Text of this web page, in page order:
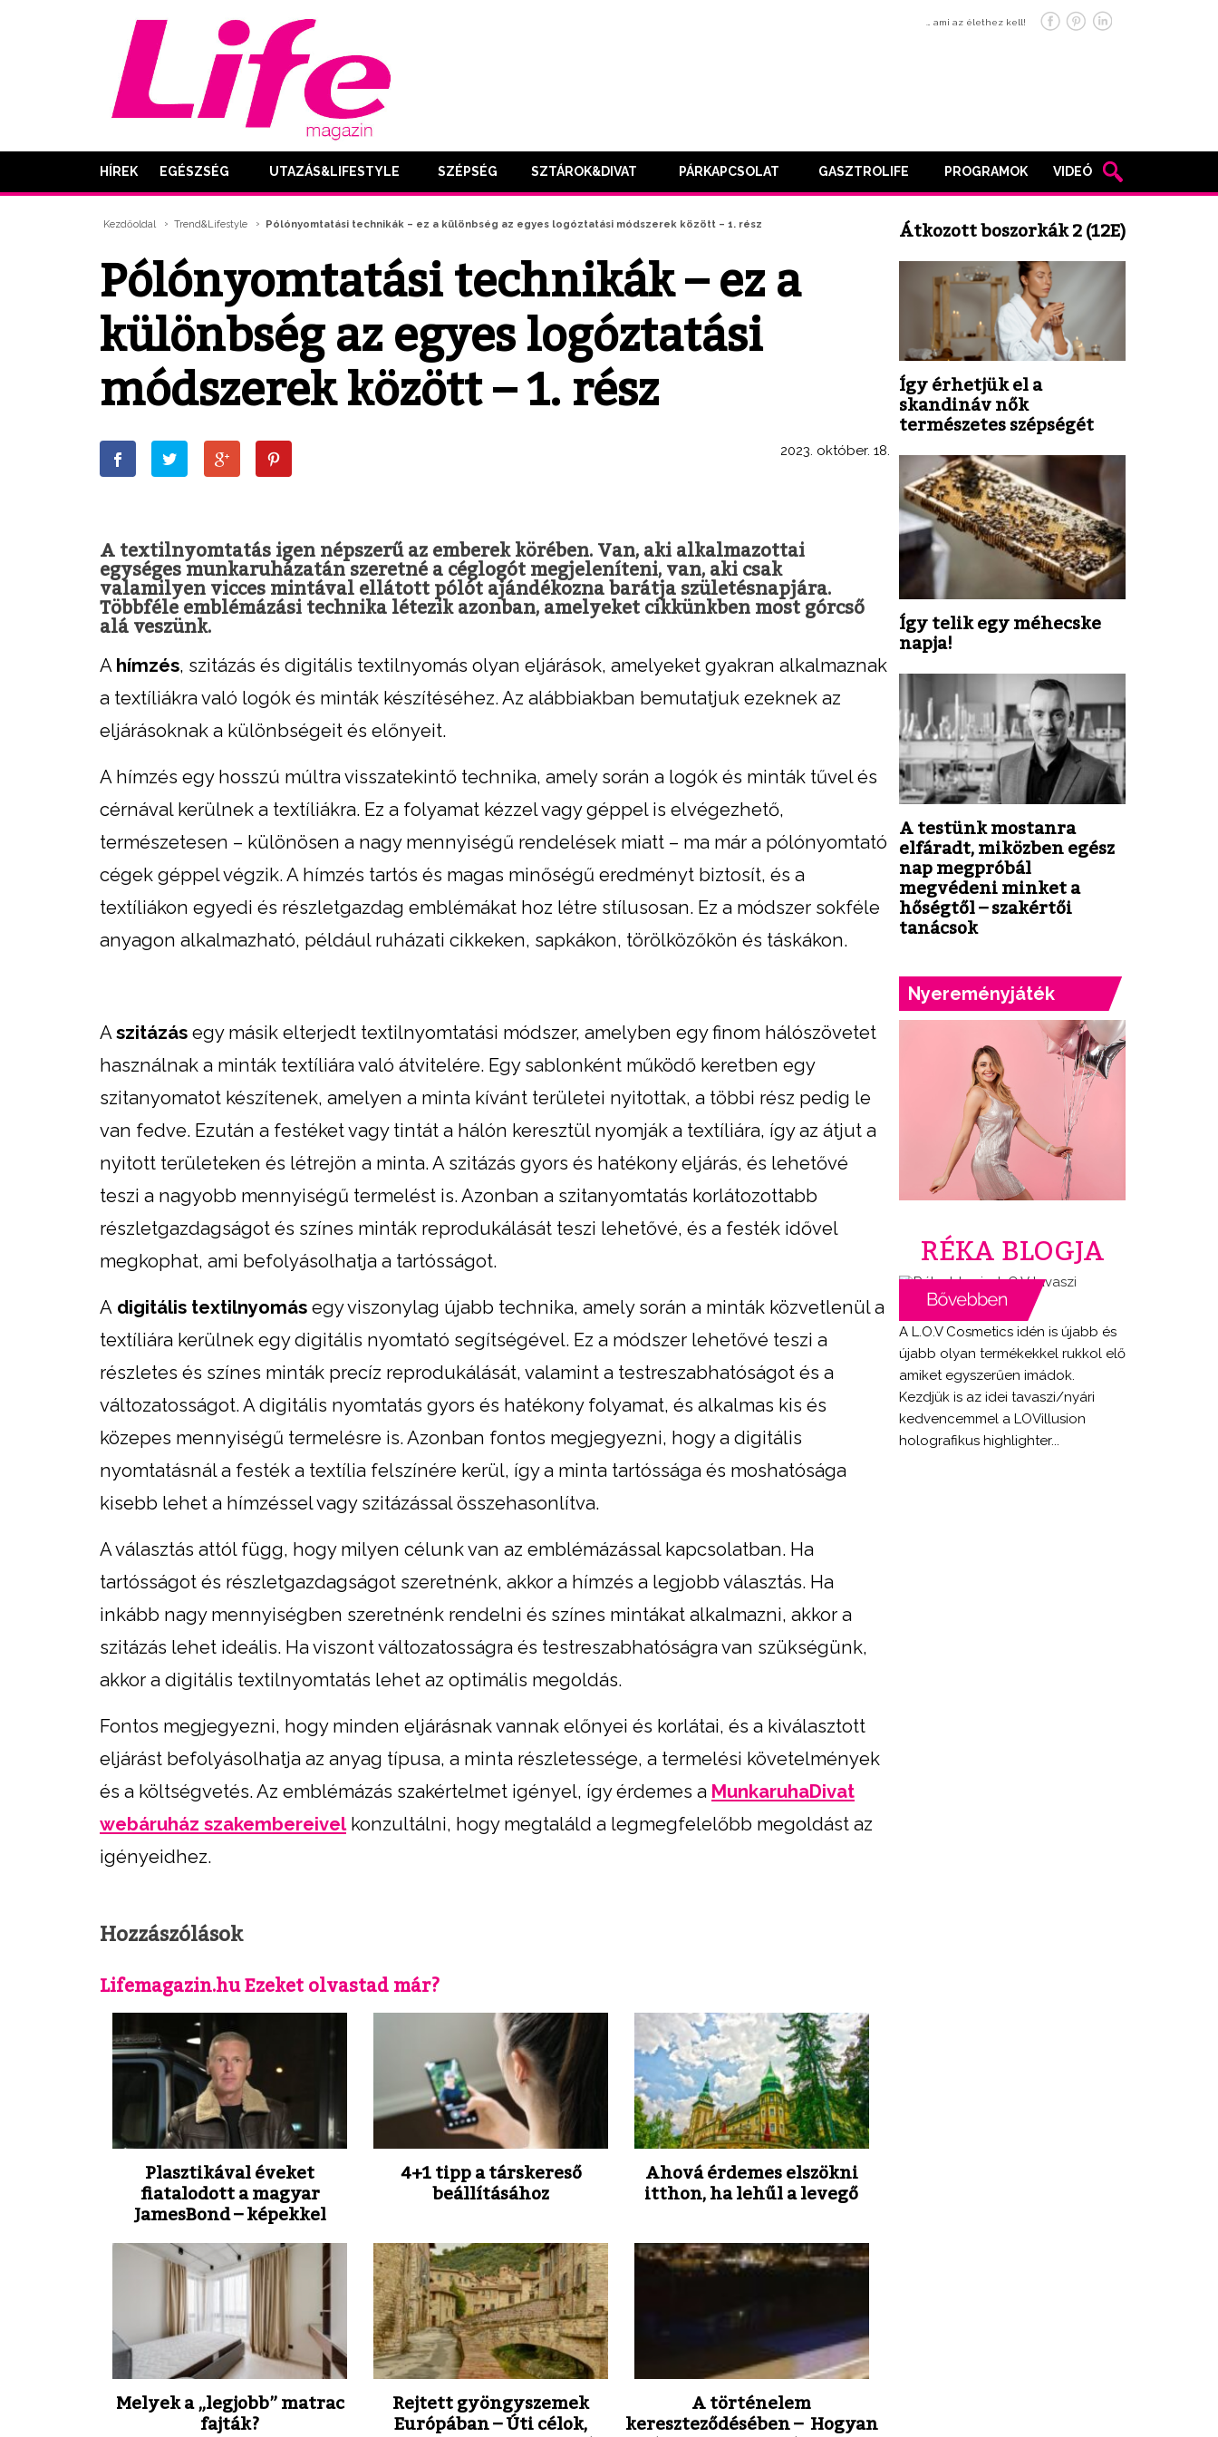
… ami az élethez kell!
HÍREK EGÉSZSÉG UTAZÁS&LIFESTYLE SZÉPSÉG SZTÁROK&DIVAT PÁRKAPCSOLAT GASZTROLIFE PROGRAMOK VIDEÓ
Kezdőoldal Trend&Lifestyle Pólónyomtatási technikák – ez a különbség az egyes logóztatási módszerek között – 1. rész
Pólónyomtatási technikák – ez a
különbség az egyes logóztatási
módszerek között – 1. rész
2023. október. 18.
A textilnyomtatás igen népszerű az emberek körében. Van, aki alkalmazottai
egységes munkaruházatán szeretné a céglogót megjeleníteni, van, aki csak
valamilyen vicces mintával ellátott pólót ajándékozna barátja születésnapjára.
Többféle emblémázási technika létezik azonban, amelyeket cikkünkben most górcső
alá veszünk.
A hímzés, szitázás és digitális textilnyomás olyan eljárások, amelyeket gyakran alkalmaznak
a textíliákra való logók és minták készítéséhez. Az alábbiakban bemutatjuk ezeknek az
eljárásoknak a különbségeit és előnyeit.
A hímzés egy hosszú múltra visszatekintő technika, amely során a logók és minták tűvel és
cérnával kerülnek a textíliákra. Ez a folyamat kézzel vagy géppel is elvégezhető,
természetesen – különösen a nagy mennyiségű rendelések miatt – ma már a pólónyomtató
cégek géppel végzik. A hímzés tartós és magas minőségű eredményt biztosít, és a
textíliákon egyedi és részletgazdag emblémákat hoz létre stílusosan. Ez a módszer sokféle
anyagon alkalmazható, például ruházati cikkeken, sapkákon, törölközőkön és táskákon.
A szitázás egy másik elterjedt textilnyomtatási módszer, amelyben egy finom hálószövetet
használnak a minták textíliára való átvitelére. Egy sablonként működő keretben egy
szitanyomatot készítenek, amelyen a minta kívánt területei nyitottak, a többi rész pedig le
van fedve. Ezután a festéket vagy tintát a hálón keresztül nyomják a textíliára, így az átjut a
nyitott területeken és létrejön a minta. A szitázás gyors és hatékony eljárás, és lehetővé
teszi a nagyobb mennyiségű termelést is. Azonban a szitanyomtatás korlátozottabb
részletgazdagságot és színes minták reprodukálását teszi lehetővé, és a festék idővel
megkophat, ami befolyásolhatja a tartósságot.
A digitális textilnyomás egy viszonylag újabb technika, amely során a minták közvetlenül a
textíliára kerülnek egy digitális nyomtató segítségével. Ez a módszer lehetővé teszi a
részletes és színes minták precíz reprodukálását, valamint a testreszabhatóságot és a
változatosságot. A digitális nyomtatás gyors és hatékony folyamat, és alkalmas kis és
közepes mennyiségű termelésre is. Azonban fontos megjegyezni, hogy a digitális
nyomtatásnál a festék a textília felszínére kerül, így a minta tartóssága és moshatósága
kisebb lehet a hímzéssel vagy szitázással összehasonlítva.
A választás attól függ, hogy milyen célunk van az emblémázással kapcsolatban. Ha
tartósságot és részletgazdagságot szeretnénk, akkor a hímzés a legjobb választás. Ha
inkább nagy mennyiségben szeretnénk rendelni és színes mintákat alkalmazni, akkor a
szitázás lehet ideális. Ha viszont változatosságra és testreszabhatóságra van szükségünk,
akkor a digitális textilnyomtatás lehet az optimális megoldás.
Fontos megjegyezni, hogy minden eljárásnak vannak előnyei és korlátai, és a kiválasztott
eljárást befolyásolhatja az anyag típusa, a minta részletessége, a termelési követelmények
és a költségvetés. Az emblémázás szakértelmet igényel, így érdemes a MunkaruhaDivat
webáruház szakembereivelkonzultálni, hogy megtaláld a legmegfelelőbb megoldást az
igényeidhez.
Hozzászólások
Lifemagazin.hu Ezeket olvastad már?
Plasztikával éveket
fiatalodott a magyar
JamesBond – képekkel
4+1 tipp a társkereső
beállításához
Ahová érdemes elszökni
itthon, ha lehűl a levegő
Melyek a „legjobb” matrac
fajták?
Rejtett gyöngyszemek
Európában – Úti célok,
A történelem
kereszteződésében – Hogyan
Átkozott boszorkák 2 (12E)
Így érhetjük el a
skandináv nők
természetes szépségét
Így telik egy méhecske
napja!
A testünk mostanra
elfáradt, miközben egész
nap megpróbál
megvédeni minket a
hőségtől – szakértői
tanácsok
Nyereményjáték
RÉKA BLOGJA
A L.O.V Cosmetics idén is újabb és
újabb olyan termékekkel rukkol elő
amiket egyszerűen imádok.
Kezdjük is az idei tavaszi/nyári
kedvencemmel a LOVillusion
holografikus highlighter...